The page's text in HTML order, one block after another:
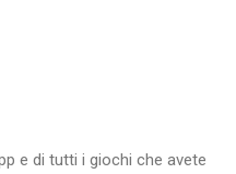
e di tutti i giochi che avete